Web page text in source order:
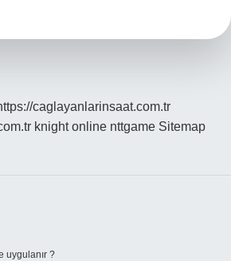
caglayanlarinsaat.com.tr
knight online nttgame Sitemap
uygulanır ?